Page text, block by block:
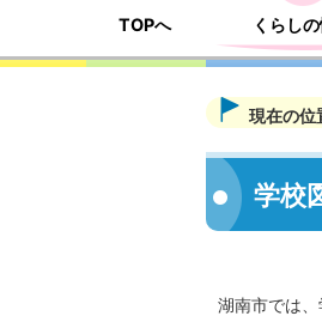
TOPへ くらし
現在の位
学校
湖南市では、